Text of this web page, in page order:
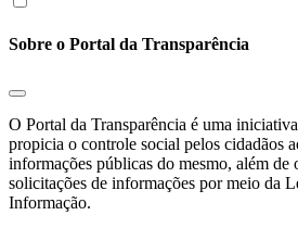
Sobre o Portal da Transparência
O Portal da Transparência é uma
propicia o controle social pelos cidadãos
informações públicas do mesmo, além de
solicitações de informações por meio da
Informação.